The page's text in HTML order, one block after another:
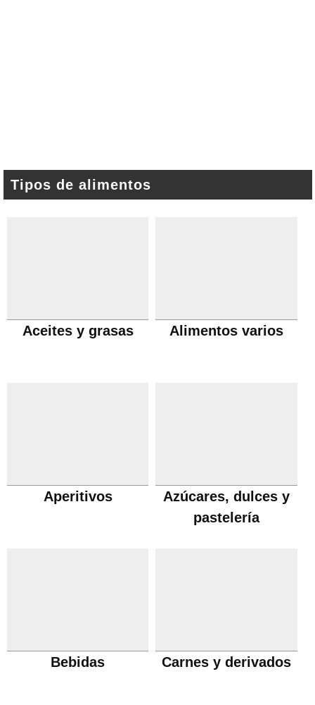
Tipos de alimentos
Aceites y grasas Alimentos varios
Aperitivos
Azúcares, dulces y
pastelería
Bebidas Carnes y derivados